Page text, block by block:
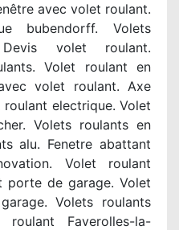
avec volet roulant.
bubendorff. Volets
volet roulant.
Volet roulant en
volet roulant. Axe
electrique. Volet
Volets roulants en
alu. Fenetre abattant
Volet roulant
porte de garage. Volet
Volets roulants
Faverolles-la-